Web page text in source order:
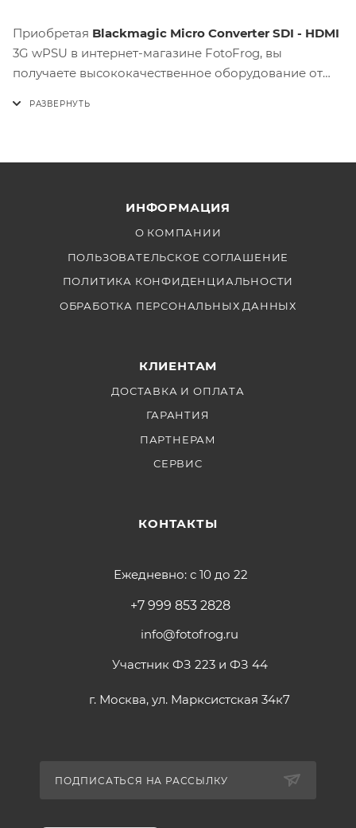
Приобретая Blackmagic Micro Converter SDI - HDMI
3G wPSU в интернет-магазине FotoFrog, вы
получаете высококачественное оборудование от
ИНФОРМАЦИЯ
О КОМПАНИИ
ПОЛЬЗОВАТЕЛЬСКОЕ СОГЛАШЕНИЕ
ПОЛИТИКА КОНФИДЕНЦИАЛЬНОСТИ
ОБРАБОТКА ПЕРСОНАЛЬНЫХ ДАННЫХ
КЛИЕНТАМ
ДОСТАВКА И ОПЛАТА
ГАРАНТИЯ
ПАРТНЕРАМ
СЕРВИС
КОНТАКТЫ
Ежедневно: с 10 до 22
+7 999 853 2828
info@fotofrog.ru
Участник ФЗ 223 и ФЗ 44
г. Москва, ул. Марксистская 34к7
ПОДПИСАТЬСЯ НА РАССЫЛКУ